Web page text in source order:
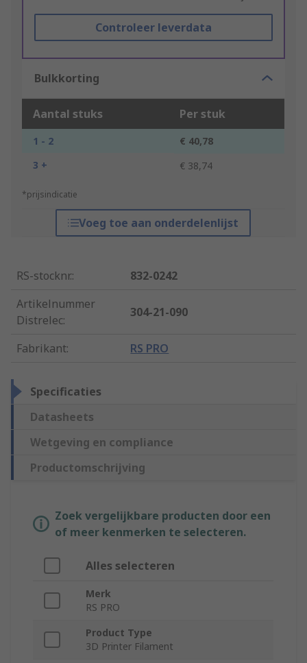
Controleer leverdata
Bulkkorting
Aantal stuks Per stuk
1 - 2
€ 40,78
3 +
€ 38,74
*prijsindicatie
Voeg toe aan onderdelenlijst
RS-stocknr.:
832-0242
Artikelnummer
Distrelec:
304-21-090
Fabrikant: RS PRO
Specificaties
Datasheets
Wetgeving en compliance
Productomschrijving
Zoek vergelijkbare producten door een
of meer kenmerken te selecteren.
Alles selecteren
Merk
RS PRO
Product Type
3D Printer Filament